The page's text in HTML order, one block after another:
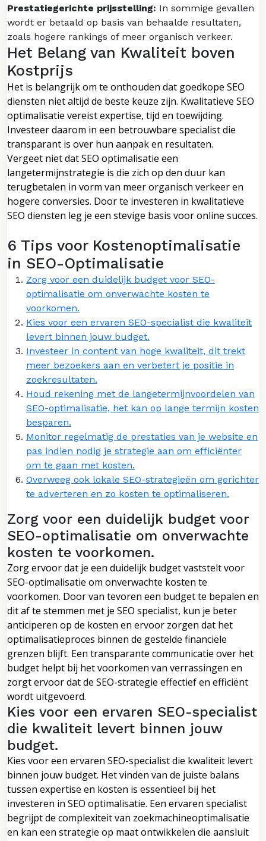
Prestatiegerichte prijsstelling: In sommige gevallen
wordt er betaald op basis van behaalde resultaten,
zoals hogere rankings of meer organisch verkeer.
Het Belang van Kwaliteit boven
Kostprijs
Het is belangrijk om te onthouden dat goedkope SEO
diensten niet altijd de beste keuze zijn. Kwalitatieve SEO
optimalisatie vereist expertise, tijd en toewijding.
Investeer daarom in een betrouwbare specialist die
transparant is over hun aanpak en resultaten.
Vergeet niet dat SEO optimalisatie een
langetermijnstrategie is die zich op den duur kan
terugbetalen in vorm van meer organisch verkeer en
hogere conversies. Door te investeren in kwalitatieve
SEO diensten leg je een stevige basis voor online succes.
6 Tips voor Kostenoptimalisatie
in SEO-Optimalisatie
Zorg voor een duidelijk budget voor SEO-
optimalisatie om onverwachte kosten te
voorkomen.
Kies voor een ervaren SEO-specialist die kwaliteit
levert binnen jouw budget.
Investeer in content van hoge kwaliteit, dit trekt
meer bezoekers aan en verbetert je positie in
zoekresultaten.
Houd rekening met de langetermijnvoordelen van
SEO-optimalisatie, het kan op lange termijn kosten
besparen.
Monitor regelmatig de prestaties van je website en
pas indien nodig je strategie aan om efficiënter
om te gaan met kosten.
Overweeg ook lokale SEO-strategieën om gerichter
te adverteren en zo kosten te optimaliseren.
Zorg voor een duidelijk budget voor
SEO-optimalisatie om onverwachte
kosten te voorkomen.
Zorg ervoor dat je een duidelijk budget vaststelt voor
SEO-optimalisatie om onverwachte kosten te
voorkomen. Door van tevoren een budget te bepalen en
dit af te stemmen met je SEO specialist, kun je beter
anticiperen op de kosten en ervoor zorgen dat het
optimalisatieproces binnen de gestelde financiële
grenzen blijft. Een transparante communicatie over het
budget helpt bij het voorkomen van verrassingen en
zorgt ervoor dat de SEO-strategie effectief en efficiënt
wordt uitgevoerd.
Kies voor een ervaren SEO-specialist
die kwaliteit levert binnen jouw
budget.
Kies voor een ervaren SEO-specialist die kwaliteit levert
binnen jouw budget. Het vinden van de juiste balans
tussen expertise en kosten is essentieel bij het
investeren in SEO optimalisatie. Een ervaren specialist
begrijpt de complexiteit van zoekmachineoptimalisatie
en kan een strategie op maat ontwikkelen die aansluit